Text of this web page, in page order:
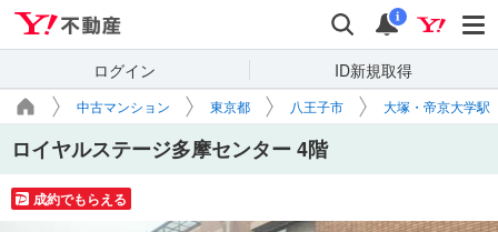
検索 通知
i
ログイン ID新規取得
中古マンション 東京都 八王子市 大塚・帝京大学駅
ロイヤルステージ多摩センター 4階
成約でもらえる